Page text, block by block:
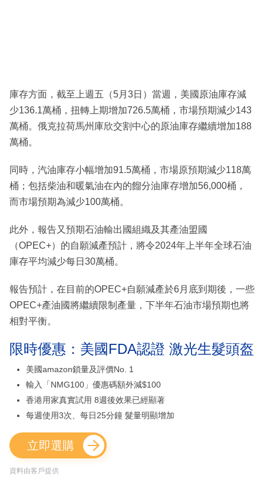
庫存方面，截至上週五（5月3日）當週，美國原油庫存減
少136.1萬桶，扭轉上期增加726.5萬桶，市場預期減少143
萬桶。俄克拉荷馬州庫欣交割中心的原油庫存繼續增加188
萬桶。
同時，汽油庫存小幅增加91.5萬桶，市場原預期減少118萬
桶；包括柴油和暖氣油在內的餾分油庫存增加56,000桶，
而市場預期為減少100萬桶。
此外，報告又預期石油輸出國組織及其產油盟國
（OPEC+）的自願減產預計，將令2024年上半年全球石油
庫存平均減少每日30萬桶。
報告預計，在目前的OPEC+自願減產於6月底到期後，一些
OPEC+產油國將繼續限制產量，下半年石油市場預期也將
相對平衡。
限時優惠：美國FDA認證 激光生髮頭盔
美國amazon鎖量及評價No. 1
輸入「NMG100」優惠碼額外減$100
香港用家真實試用 8週後效果已經顯著
每週使用3次、每日25分鐘 髮量明顯增加
立即選購
資料由客戶提供